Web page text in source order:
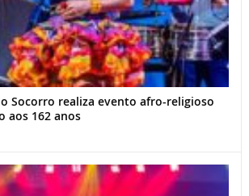
Socorro realiza evento afro-religioso
aos 162 anos